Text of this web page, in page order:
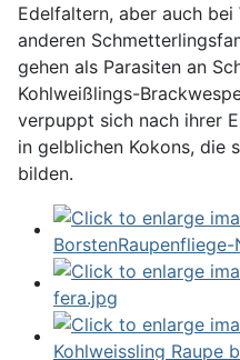
Edelfaltern, aber auch
anderen
gehen als Parasiten an
Kohlweißlings-
verpuppt sich nach ihrer
in gelblichen Kokons, die
bilden.